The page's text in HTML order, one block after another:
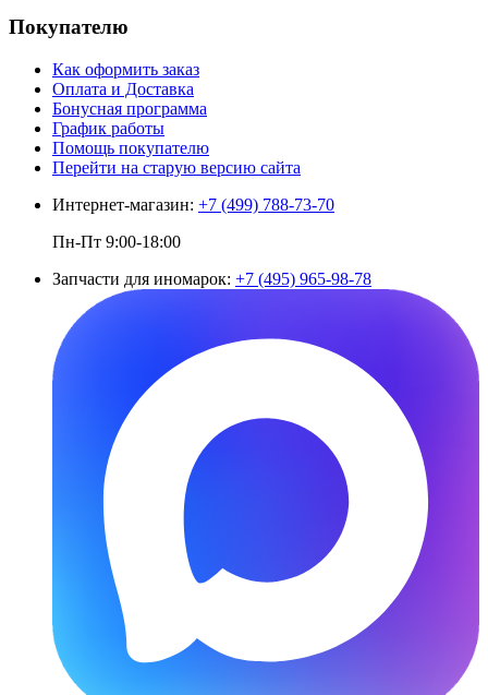
Покупателю
Как оформить заказ
Оплата и Доставка
Бонусная программа
График работы
Помощь покупателю
Перейти на старую версию сайта
Интернет-магазин: +7 (499) 788-73-70
Пн-Пт 9:00-18:00
Запчасти для иномарок: +7 (495) 965-98-78